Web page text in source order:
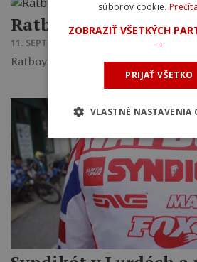
Ratboyove snívanie
11. SEPTEMBRA 2015 19:15
Ratboy a to, čo vie úplne najlepšie.
súborov cookie.
ZOBRAZIŤ VŠETKÝCH
→
PRIJAŤ VŠETKO
VLASTNÉ NASTAVENIA